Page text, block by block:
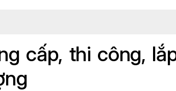
cấp, thi công,